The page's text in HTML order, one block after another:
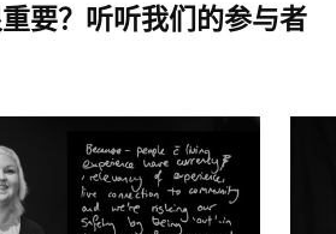
要？听听我们的参与者